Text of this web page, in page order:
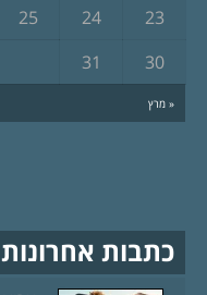
« מרץ
23
24
25
30
31
כתבות אחרונות